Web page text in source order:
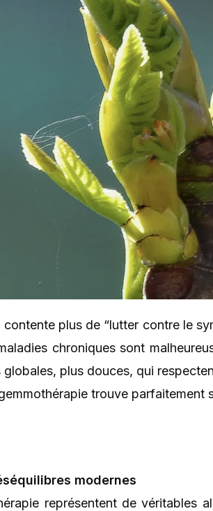
plus de “lutter contre le
chroniques sont
plus douces, qui
trouve parfaitement
modernes
représentent de véritables